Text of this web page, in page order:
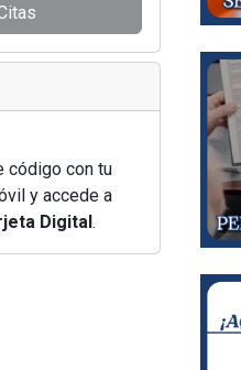
código con tu
y accede a
Digital.